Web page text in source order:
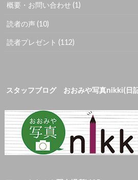
概要・お問い合わせ (1)
読者の声 (10)
読者プレゼント (112)
スタッフブログ おおみや写真nikki(日